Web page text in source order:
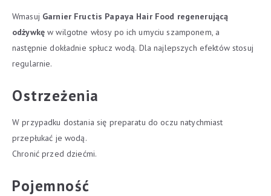
Wmasuj Garnier Fructis Papaya Hair Food regenerującą
odżywkęw wilgotne włosy po ich umyciu szamponem, a
następnie dokładnie spłucz wodą. Dla najlepszych efektów stosuj
regularnie.
Ostrzeżenia
W przypadku dostania się preparatu do oczu natychmiast
przepłukać je wodą.
Chronić przed dziećmi.
Pojemność